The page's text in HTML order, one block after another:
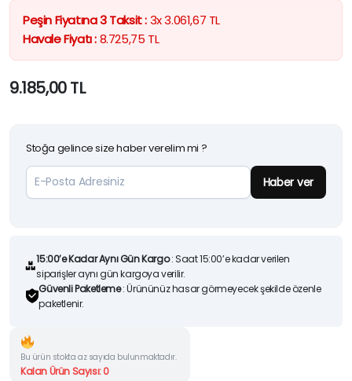
Peşin Fiyatına 3 Taksit :3x3.061,67 TL
Havale Fiyatı :8.725,75 TL
9.185,00TL
Stoğa gelince size haber verelim mi ?
Haber ver
15:00’e Kadar Aynı Gün Kargo: Saat 15:00’e kadar verilen
siparişler aynı gün kargoya verilir.
Güvenli Paketleme: Ürününüz hasar görmeyecek şekilde özenle
paketlenir.
Bu ürün stokta az sayıda bulunmaktadır.
Kalan Ürün Sayısı: 0